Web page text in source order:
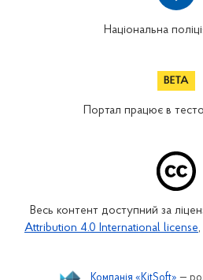
Національна
Портал працює в
Весь контент доступний за
Attribution 4.0 International license